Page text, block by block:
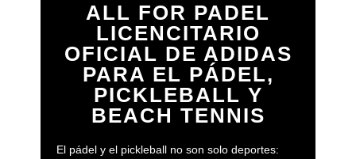
ALL FOR PADEL
LICENCITARIO
OFICIAL DE ADIDAS
PARA EL PÁDEL,
PICKLEBALL Y
BEACH TENNIS
El pádel y el pickleball no son solo deportes: